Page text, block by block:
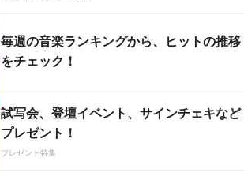
毎週の音楽ランキングから、ヒットの推移
をチェック！
試写会、登壇イベント、サインチェキなど
プレゼント！
プレゼント特集